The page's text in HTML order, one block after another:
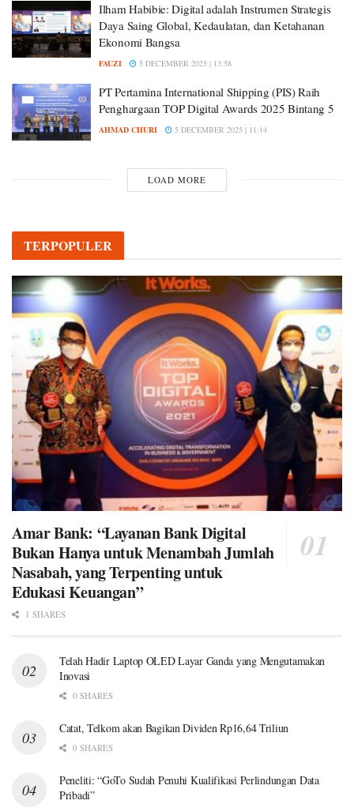
Ilham Habibie: Digital adalah Instrumen Strategis
Daya Saing Global, Kedaulatan, dan Ketahanan
Ekonomi Bangsa
FAUZI 5 DECEMBER 2025 | 13:58
PT Pertamina International Shipping (PIS) Raih
Penghargaan TOP Digital Awards 2025 Bintang 5
AHMAD CHURI 5 DECEMBER 2025 | 11:14
LOAD MORE
TERPOPULER
Amar Bank: “Layanan Bank Digital
Bukan Hanya untuk Menambah Jumlah
Nasabah, yang Terpenting untuk
Edukasi Keuangan”
1 SHARES
Telah Hadir Laptop OLED Layar Ganda yang Mengutamakan
Inovasi
0 SHARES
Catat, Telkom akan Bagikan Dividen Rp16,64 Triliun
0 SHARES
Peneliti: “GoTo Sudah Penuhi Kualifikasi Perlindungan Data
Pribadi”